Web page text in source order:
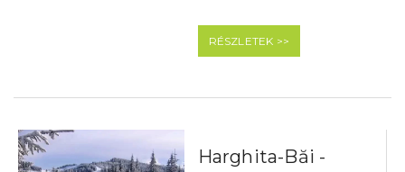
RÉSZLETEK >>
Harghita-Băi -